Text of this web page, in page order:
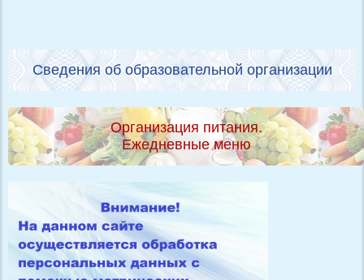
Сведения об образовательной организации
Организация питания.
Ежедневные меню